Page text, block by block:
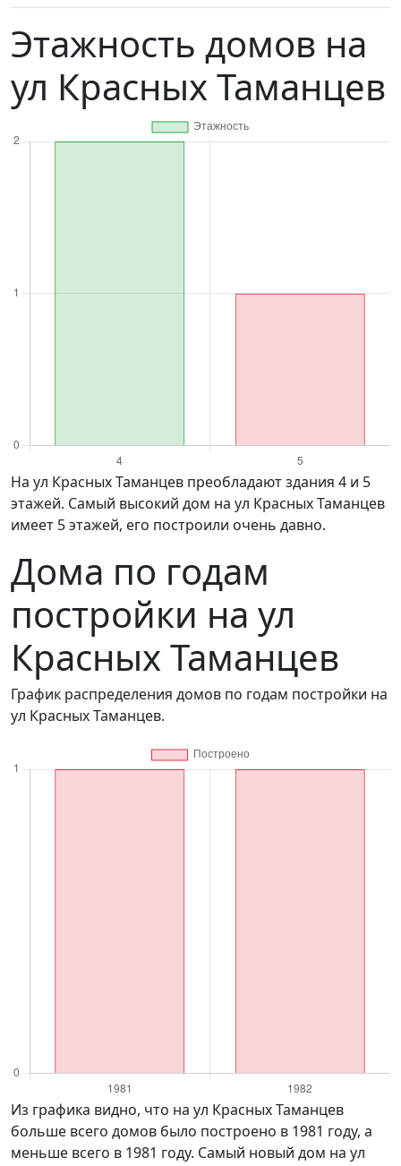
Этажность домов на
ул Красных Таманцев
на ул Красных Таманцев преобладают здания 4 и 5
этажей. Самый высокий дом на ул Красных Таманцев
имеет 5 этажей, его построили очень давно.
Дома по годам
постройки на ул
Красных Таманцев
График распределения домов по годам постройки на
ул Красных Таманцев.
Из графика видно, что на ул Красных Таманцев
больше всего домов было построено в 1981 году, а
меньше всего в 1981 году. Самый новый дом на ул